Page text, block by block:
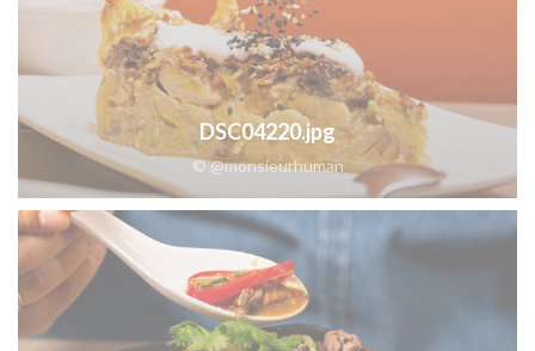
DSC04220.jpg
© @monsieurhuman